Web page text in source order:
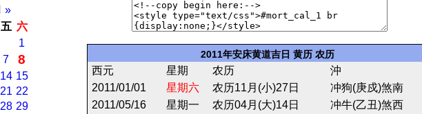
»
五 六
1
7 8
14 15
21 22
28 29
2011年安床黄道吉日 黄历 农历
西元 星期 农历
沖
2011/01/01
星期六 农历11月(小)27日
冲狗(庚戍)煞南
2011/05/16
星期一 农历04月(大)14日
冲牛(乙丑)煞西